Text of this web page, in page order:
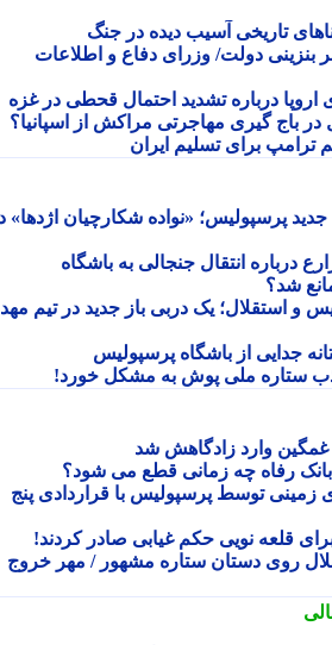
تاریخی آسیب دیده در جنگ
دولت/ وزرای دفاع و اطلاعات
درباره تشدید احتمال قحطی در غزه
باج گیری مهاجرتی مراکش از اسپانیا؟
برای تسلیم ایران
پرسپولیس؛ «نواده شکارچیان اژدها» در
انتقال جنجالی به باشگاه
شد؟
استقلال؛ یک دربی باز جدید در تیم مهدی
از باشگاه پرسپولیس
ملی پوش به مشکل خورد!
وارد زادگاهش شد
رفاه چه زمانی قطع می شود؟
توسط پرسپولیس با قراردادی پنج
نویی حکم غیابی صادر کردند!
روی دستان ستاره مشهور / مهر خروج